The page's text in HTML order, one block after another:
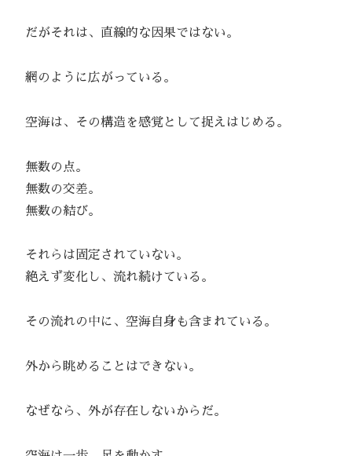
だがそれは、直線的な因果ではない。
網のように広がっている。
空海は、その構造を感覚として捉えはじめる。
無数の点。
無数の交差。
無数の結び。
それらは固定されていない。
絶えず変化し、流れ続けている。
その流れの中に、空海自身も含まれている。
外から眺めることはできない。
なぜなら、外が存在しないからだ。